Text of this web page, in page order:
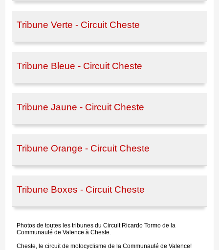
Tribune Verte - Circuit Cheste
Tribune Bleue - Circuit Cheste
Tribune Jaune - Circuit Cheste
Tribune Orange - Circuit Cheste
Tribune Boxes - Circuit Cheste
Photos de toutes les tribunes du Circuit Ricardo Tormo de la
Communauté de Valence à Cheste.
Cheste, le circuit de motocyclisme de la Communauté de Valence!